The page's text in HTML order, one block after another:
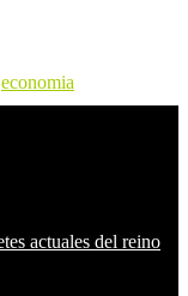
economia
actuales del reino